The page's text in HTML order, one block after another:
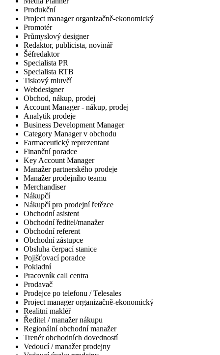
Produkční
Project manager organizačně-ekonomický
Promotér
Průmyslový designer
Redaktor, publicista, novinář
Šéfredaktor
Specialista PR
Specialista RTB
Tiskový mluvčí
Webdesigner
Obchod, nákup, prodej
Account Manager - nákup, prodej
Analytik prodeje
Business Development Manager
Category Manager v obchodu
Farmaceutický reprezentant
Finanční poradce
Key Account Manager
Manažer partnerského prodeje
Manažer prodejního teamu
Merchandiser
Nákupčí
Nákupčí pro prodejní řetězce
Obchodní asistent
Obchodní ředitel/manažer
Obchodní referent
Obchodní zástupce
Obsluha čerpací stanice
Pojišťovací poradce
Pokladní
Pracovník call centra
Prodavač
Prodejce po telefonu / Telesales
Project manager organizačně-ekonomický
Realitní makléř
Ředitel / manažer nákupu
Regionální obchodní manažer
Trenér obchodních dovedností
Vedoucí / manažer prodejny